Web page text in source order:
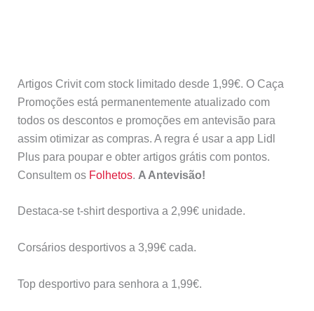
Artigos Crivit com stock limitado desde 1,99€. O Caça
Promoções está permanentemente atualizado com
todos os descontos e promoções em antevisão para
assim otimizar as compras. A regra é usar a app Lidl
Plus para poupar e obter artigos grátis com pontos.
Consultem os Folhetos. A Antevisão!
Destaca-se t-shirt desportiva a 2,99€ unidade.
Corsários desportivos a 3,99€ cada.
Top desportivo para senhora a 1,99€.